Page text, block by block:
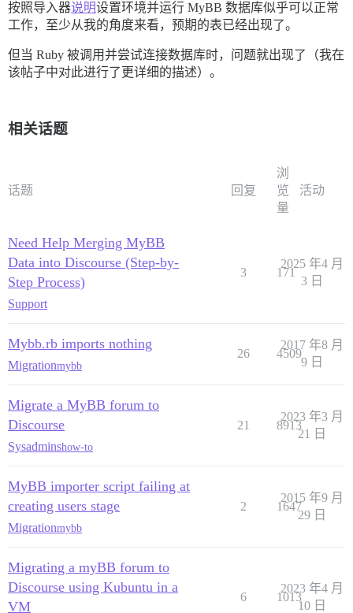
按照导入器说明设置环境并运行 MyBB 数据库似乎可以正常
工作，至少从我的角度来看，预期的表已经出现了。
但当 Ruby 被调用并尝试连接数据库时，问题就出现了（我在
该帖子中对此进行了更详细的描述）。
相关话题
话题 回复
浏
览
量
活动
Need Help Merging MyBB
Data into Discourse (Step-by-
Step Process)
Support
3 171
2025 年4 月
3 日
Mybb.rb imports nothing
Migrationmybb
26 4509
2017 年8 月
9 日
Migrate a MyBB forum to
Discourse
Sysadminshow-to
21 8913
2023 年3 月
21 日
MyBB importer script failing at
creating users stage
Migrationmybb
2 1647
2015 年9 月
29 日
Migrating a myBB forum to
Discourse using Kubuntu in a
VM
6 1013
2023 年4 月
10 日